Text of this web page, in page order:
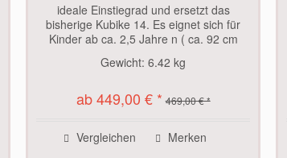
ideale Einstiegrad und ersetzt das
bisherige Kubike 14. Es eignet sich für
Kinder ab ca. 2,5 Jahre n ( ca. 92 cm
Die automatische 2-Gang
Gewicht: 6.42 kg
ab 449,00 € * 469,00 € *
Vergleichen Merken